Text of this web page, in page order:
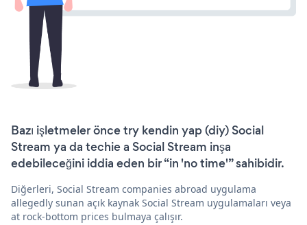
Bazı işletmeler önce try kendin yap (diy) Social
Stream ya da techie a Social Stream inşa
edebileceğini iddia eden bir “in 'no time'” sahibidir.
Diğerleri, Social Stream companies abroad uygulama
allegedly sunan açık kaynak Social Stream uygulamaları veya
at rock-bottom prices bulmaya çalışır.